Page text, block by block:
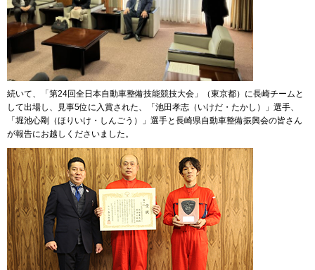
続いて、「第24回全日本自動車整備技能競技大会」（東京都）に長崎チームと
して出場し、見事5位に入賞された、「池田孝志（いけだ・たかし）」選手、
「堀池心剛（ほりいけ・しんごう）」選手と長崎県自動車整備振興会の皆さん
が報告にお越しくださいました。